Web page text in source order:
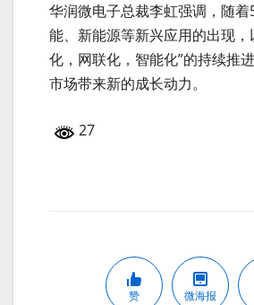
华润微电子总裁李虹强调，随着
能、新能源等新兴应用的出现，
化，网联化，智能化”的持续推
市场带来新的成长动力。
27
赞 微海报